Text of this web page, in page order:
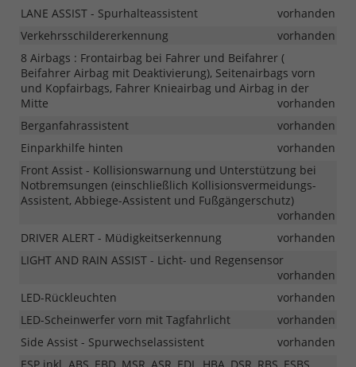
LANE ASSIST - Spurhalteassistent
vorhanden
Verkehrsschildererkennung
vorhanden
8 Airbags : Frontairbag bei Fahrer und Beifahrer (
Beifahrer Airbag mit Deaktivierung), Seitenairbags vorn
und Kopfairbags, Fahrer Knieairbag und Airbag in der
Mitte
vorhanden
Berganfahrassistent
vorhanden
Einparkhilfe hinten
vorhanden
Front Assist - Kollisionswarnung und Unterstützung bei
Notbremsungen (einschließlich Kollisionsvermeidungs-
Assistent, Abbiege-Assistent und Fußgängerschutz)
vorhanden
DRIVER ALERT - Müdigkeitserkennung
vorhanden
LIGHT AND RAIN ASSIST - Licht- und Regensensor
vorhanden
LED-Rückleuchten
vorhanden
LED-Scheinwerfer vorn mit Tagfahrlicht
vorhanden
Side Assist - Spurwechselassistent
vorhanden